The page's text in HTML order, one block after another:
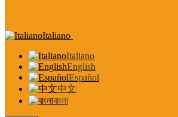
Italiano
Italiano
English
Español
中文
বাংলা